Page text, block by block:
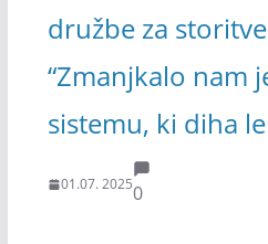
družbe za
“Zmanjkalo nam
sistemu, ki diha le
01.07. 20250